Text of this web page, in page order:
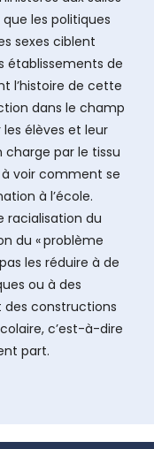
les politiques
sexes ciblent
établissements de
l’histoire de cette
dans le champ
élèves et leur
charge par le tissu
voir comment se
à l’école.
racialisation du
du « problème
les réduire à de
ou à des
des constructions
c’est-à-dire
part.